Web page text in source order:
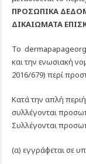
ΠΡΟΣΩΠΙΚΑ
ΔΙΚΑΙΩΜΑΤΑ
Το
και την ενωσιακή
2016/679) περί
Κατά την απλή
συλλέγονται
Συλλέγονται
(α) εγγράφεται σε